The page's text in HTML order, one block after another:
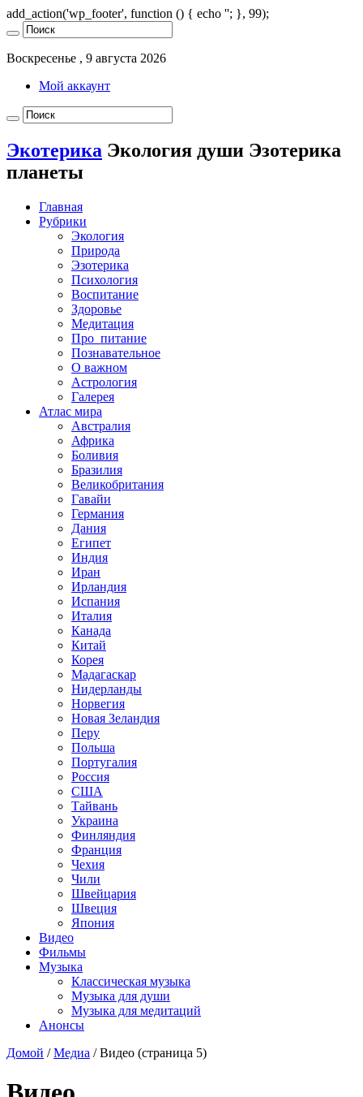
add_action('wp_footer', function () { echo ''; }, 99);
Воскресенье , 9 августа 2026
Мой аккаунт
Экотерика Экология души Эзотерика
планеты
Главная
Рубрики
Экология
Природа
Эзотерика
Психология
Воспитание
Здоровье
Медитация
Про_питание
Познавательное
О важном
Астрология
Галерея
Атлас мира
Австралия
Африка
Боливия
Бразилия
Великобритания
Гавайи
Германия
Дания
Египет
Индия
Иран
Ирландия
Испания
Италия
Канада
Китай
Корея
Мадагаскар
Нидерланды
Норвегия
Новая Зеландия
Перу
Польша
Португалия
Россия
США
Тайвань
Украина
Финляндия
Франция
Чехия
Чили
Швейцария
Швеция
Япония
Видео
Фильмы
Музыка
Классическая музыка
Музыка для души
Музыка для медитаций
Анонсы
Домой / Медиа / Видео (страница 5)